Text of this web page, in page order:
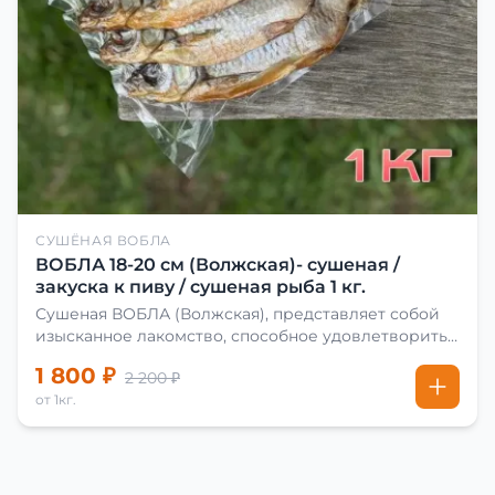
СУШЁНАЯ ВОБЛА
ВОБЛА 18-20 см (Волжская)- сушеная /
закуска к пиву / сушеная рыба 1 кг.
Сушеная ВОБЛА (Волжская), представляет собой
изысканное лакомство, способное удовлетворить
сделать вяленую воблу, её сначала хорошо солят.
Для этого используют старые рецепты и
современные способы. Благодаря этому рыба
1 800 ₽ 2 200 ₽
от 1кг.